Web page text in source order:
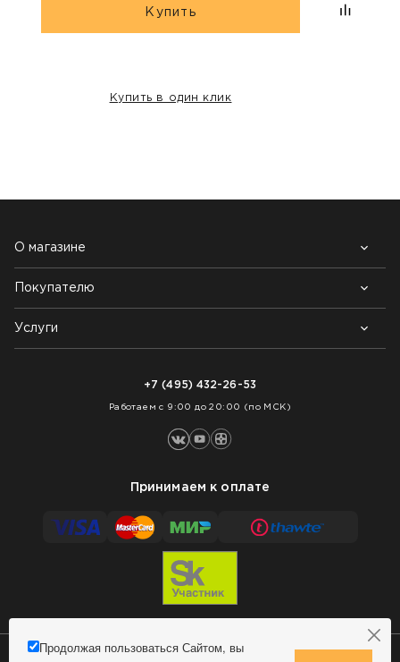
Купить
Купить в один клик
Продолжая пользоваться Сайтом, вы
О магазине
Почему выбирают нас
Контакты
Блог
Покупателю
Возврат товара
Как заказать
Услуги
+7 (495) 432-26-53
Работаем с 9:00 до 20:00 (по МСК)
Принимаем к оплате